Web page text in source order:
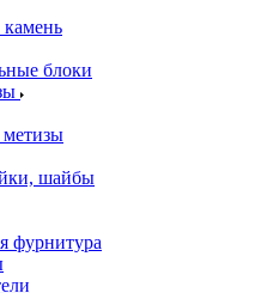
блоки
шайбы
фурнитура